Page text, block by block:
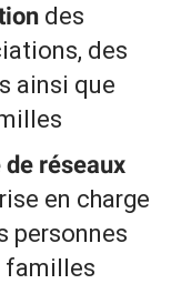
des
des
ainsi que
réseaux
en charge
personnes
familles